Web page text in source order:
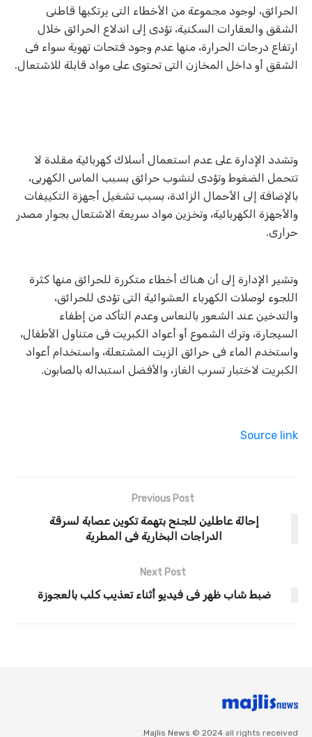
الحرائق، لوجود مجموعة من الأخطاء التى يرتكبها قاطنى
الشقق والعقارات السكنية، تؤدى إلى اندلاع الحرائق خلال
ارتفاع درجات الحرارة، منها عدم وجود فتحات تهوية سواء فى
الشقق أو داخل المخازن التى تحتوى على مواد قابلة للاشتعال.
وتشدد الإدارة على عدم استعمال أسلاك كهربائية مقلدة لا
تتحمل الضغوط وتؤدى لنشوب حرائق بسبب الماس الكهربى،
بالإضافة إلى الأحمال الزائدة، بسبب تشغيل أجهزة التكييفات
والأجهزة الكهربائية، وتخزين مواد سريعة الاشتعال بجوار مصدر
حرارى.
وتشير الإدارة إلى أن هناك أخطاء متكررة للحرائق منها كثرة
اللجوء لوصلات الكهرباء العشوائية التى تؤدى للحرائق،
والتدخين عند الشعور بالنعاس وعدم التأكد من إطفاء
السيجارة، وترك الشموع أو أعواد الكبريت فى متناول الأطفال،
واستخدم الماء فى حرائق الزيت المشتعلة، واستخدام أعواد
الكبريت لاختبار تسرب الغاز، والأفضل استبداله بالصابون.
Source link
Previous Post
إحالة عاطلين للجنح بتهمة تكوين عصابة لسرقة
الدراجات البخارية فى المطرية
Next Post
ضبط شاب ظهر فى فيديو أثناء تعذيب كلب بالعجوزة
Majlis News © 2024 all rights received.